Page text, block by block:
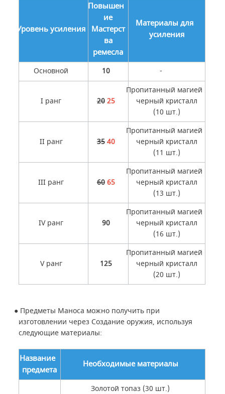
Уровень усиления
Повышен
ие
Мастерст
ва
ремесла
Материалы для
усиления
Основной 10 -
I ранг 20 25
Пропитанный магией
черный кристалл
(10 шт.)
II ранг 35 40
Пропитанный магией
черный кристалл
(11 шт.)
III ранг 60 65
Пропитанный магией
черный кристалл
(13 шт.)
IV ранг 90
Пропитанный магией
черный кристалл
(16 шт.)
V ранг 125
Пропитанный магией
черный кристалл
(20 шт.)
● Предметы Маноса можно получить при
изготовлении через Создание оружия, используя
следующие материалы:
Название
предмета
Необходимые материалы
Золотой топаз (30 шт.)